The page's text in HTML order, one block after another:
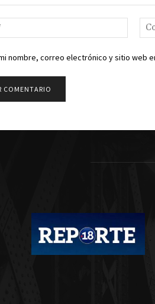
nombre, correo electrónico y sitio web